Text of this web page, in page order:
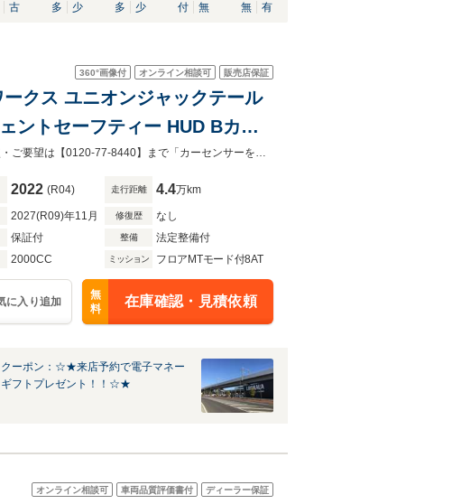
古
多
少
多
少
付
無
無
有
360°画像付 オンライン相談可 販売店保証
クス ユニオンジャックテール
ントセーフティー HUD Bカメ
ライト 半革 シートヒーター コ
ETC
LIBERALA仙台店の在庫にご注目頂きありがとうございます。ご不明点・ご要望は【0120-77-8440】まで「カーセンサーを見て電話しました」とご連絡ください。
2022 (R04) 走行距離 4.4万km
2027(R09)年11月 修復歴 なし
保証付 整備 法定整備付
2000CC ミッション フロアMTモード付8AT
に入り追加
無
料
在庫確認・見積依頼
クーポン：☆★来店予約で電子マネー
ギフトプレゼント！！☆★
オンライン相談可 車両品質評価書付 ディーラー保証